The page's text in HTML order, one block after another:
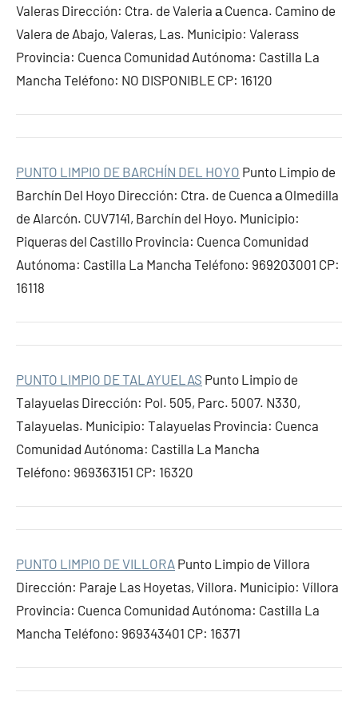
Valeras Dirección: Ctra. de Valeria а Cuenca. Camino de
Valera de Abajo, Valeras, Las. Municipio: Valerass
Provincia: Cuenca Comunidad Autónoma: Castilla La
Mancha Teléfono: NO DISPONIBLE CP: 16120
PUNTO LIMPIO DE BARCHÍN DEL HOYO Punto Limpio de
Barchín Del Hoyo Dirección: Ctra. de Cuenca а Olmedilla
de Alarcón. CUV7141, Barchín del Hoyo. Municipio:
Piqueras del Castillo Provincia: Cuenca Comunidad
Autónoma: Castilla La Mancha Teléfono: 969203001 CP:
16118
PUNTO LIMPIO DE TALAYUELAS Punto Limpio de
Talayuelas Dirección: Pol. 505, Parc. 5007. N330,
Talayuelas. Municipio: Talayuelas Provincia: Cuenca
Comunidad Autónoma: Castilla La Mancha
Teléfono: 969363151 CP: 16320
PUNTO LIMPIO DE VILLORA Punto Limpio de Villora
Dirección: Paraje Las Hoyetas, Villora. Municipio: Víllora
Provincia: Cuenca Comunidad Autónoma: Castilla La
Mancha Teléfono: 969343401 CP: 16371